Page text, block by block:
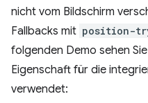
nicht vom Bildschirm
Fallbacks mit position-
folgenden Demo sehen
Eigenschaft für die
verwendet: